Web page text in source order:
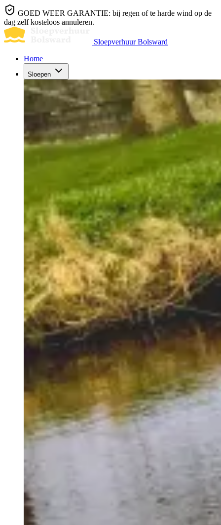
GOED WEER GARANTIE: bij regen of te harde wind op de
dag zelf kosteloos annuleren.
Sloepverhuur Bolsward
Home
Sloepen